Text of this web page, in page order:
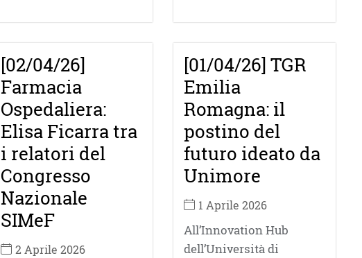
[02/04/26]
Farmacia
Ospedaliera:
Elisa Ficarra tra
i relatori del
Congresso
Nazionale
SIMeF
2 Aprile 2026
[01/04/26] TGR
Emilia
Romagna: il
postino del
futuro ideato da
Unimore
1 Aprile 2026
All’Innovation Hub
dell’Università di